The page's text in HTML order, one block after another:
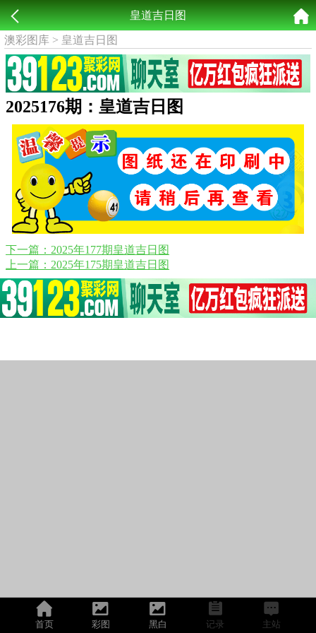
首页 彩图 黑白 记录 主站
皇道吉日图
澳彩图库 > 皇道吉日图
2025176期：皇道吉日图
下一篇：2025年177期皇道吉日图
上一篇：2025年175期皇道吉日图